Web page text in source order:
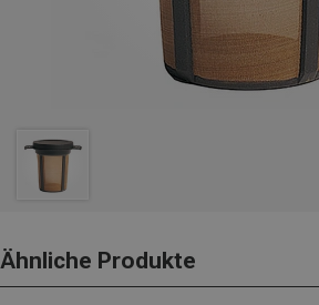
Ähnliche Produkte